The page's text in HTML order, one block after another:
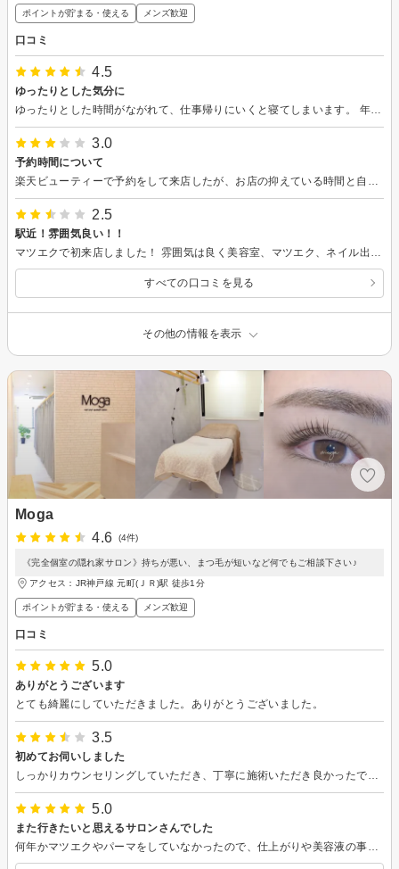
ポイントが貯まる・使える メンズ歓迎
口コミ
4.5
ゆったりとした気分に
ゆったりとした時間がながれて、仕事帰りにいくと寝てしまいます。 年末だったのでお忙しそうでしたが、きちんとカウンセリングしていただき、よかったです。
3.0
予約時間について
2.5
駅近！雰囲気良い！！
すべての口コミを見る
その他の情報を表示
Moga
4.6
(4件)
《完全個室の隠れ家サロン》持ちが悪い、まつ毛が短いなど何でもご相談下さい♪
アクセス：JR神戸線 元町(ＪＲ)駅 徒歩1分
ポイントが貯まる・使える メンズ歓迎
口コミ
5.0
ありがとうございます
とても綺麗にしていただきました。ありがとうございました。
3.5
初めてお伺いしました
5.0
また行きたいと思えるサロンさんでした